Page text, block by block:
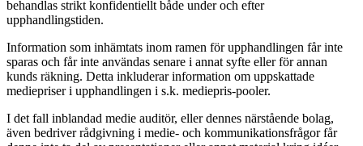
behandlas strikt konfidentiellt både under och efter
upphandlingstiden.
Information som inhämtats inom ramen för upphandlingen får inte
sparas och får inte användas senare i annat syfte eller för annan
kunds räkning. Detta inkluderar information om uppskattade
mediepriser i upphandlingen i s.k. mediepris-pooler.
I det fall inblandad medie auditör, eller dennes närstående bolag,
även bedriver rådgivning i medie- och kommunikationsfrågor får